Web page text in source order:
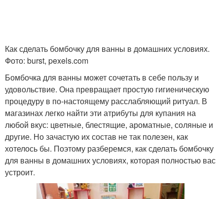
Как сделать бомбочку для ванны в домашних условиях.
Фото: burst, pexels.com
Бомбочка для ванны может сочетать в себе пользу и
удовольствие. Она превращает простую гигиеническую
процедуру в по-настоящему расслабляющий ритуал. В
магазинах легко найти эти атрибуты для купания на
любой вкус: цветные, блестящие, ароматные, соляные и
другие. Но зачастую их состав не так полезен, как
хотелось бы. Поэтому разберемся, как сделать бомбочку
для ванны в домашних условиях, которая полностью вас
устроит.